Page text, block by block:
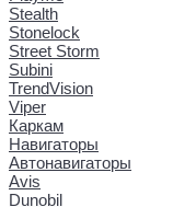
Stealth
Stonelock
Street Storm
Subini
TrendVision
Viper
Каркам
Навигаторы
Автонавигаторы
Avis
Dunobil